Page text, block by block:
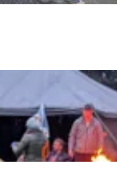
van de stad, de stilte